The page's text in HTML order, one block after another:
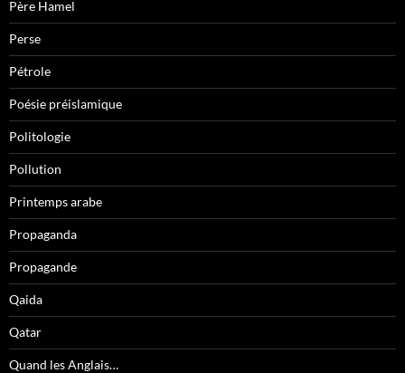
Père Hamel
Perse
Pétrole
Poésie préislamique
Politologie
Pollution
Printemps arabe
Propaganda
Propagande
Qaida
Qatar
Quand les Anglais…